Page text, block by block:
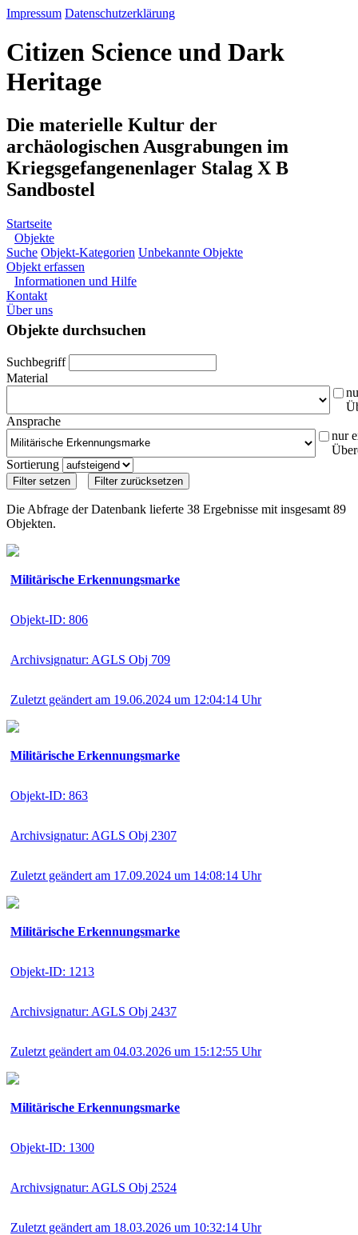
Impressum Datenschutzerklärung
Citizen Science und Dark
Heritage
Die materielle Kultur der
archäologischen Ausgrabungen im
Kriegsgefangenenlager Stalag X B
Sandbostel
Startseite
Objekte
Suche Objekt-Kategorien Unbekannte Objekte
Objekt erfassen
Informationen und Hilfe
Kontakt
Über uns
Objekte durchsuchen
Suchbegriff
Material
Ansprache
nur
Sortierung
Die Abfrage der Datenbank lieferte 38 Ergebnisse mit insgesamt 89
Objekten.
Militärische Erkennungsmarke
Objekt-ID: 806
Archivsignatur: AGLS Obj 709
Zuletzt geändert am 19.06.2024 um 12:04:14 Uhr
Militärische Erkennungsmarke
Objekt-ID: 863
Archivsignatur: AGLS Obj 2307
Zuletzt geändert am 17.09.2024 um 14:08:14 Uhr
Militärische Erkennungsmarke
Objekt-ID: 1213
Archivsignatur: AGLS Obj 2437
Zuletzt geändert am 04.03.2026 um 15:12:55 Uhr
Militärische Erkennungsmarke
Objekt-ID: 1300
Archivsignatur: AGLS Obj 2524
Zuletzt geändert am 18.03.2026 um 10:32:14 Uhr